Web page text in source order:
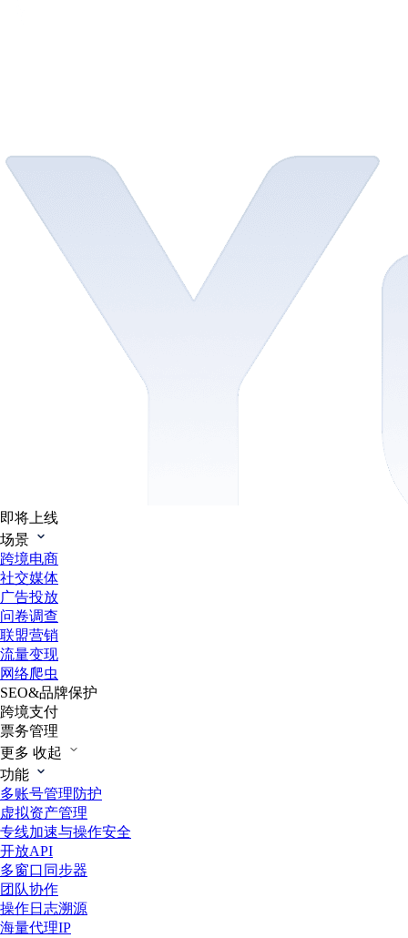
即将上线
场景
跨境电商
社交媒体
广告投放
问卷调查
联盟营销
流量变现
网络爬虫
SEO&品牌保护
跨境支付
票务管理
更多 收起
功能
多账号管理防护
虚拟资产管理
专线加速与操作安全
开放API
多窗口同步器
团队协作
操作日志溯源
海量代理IP